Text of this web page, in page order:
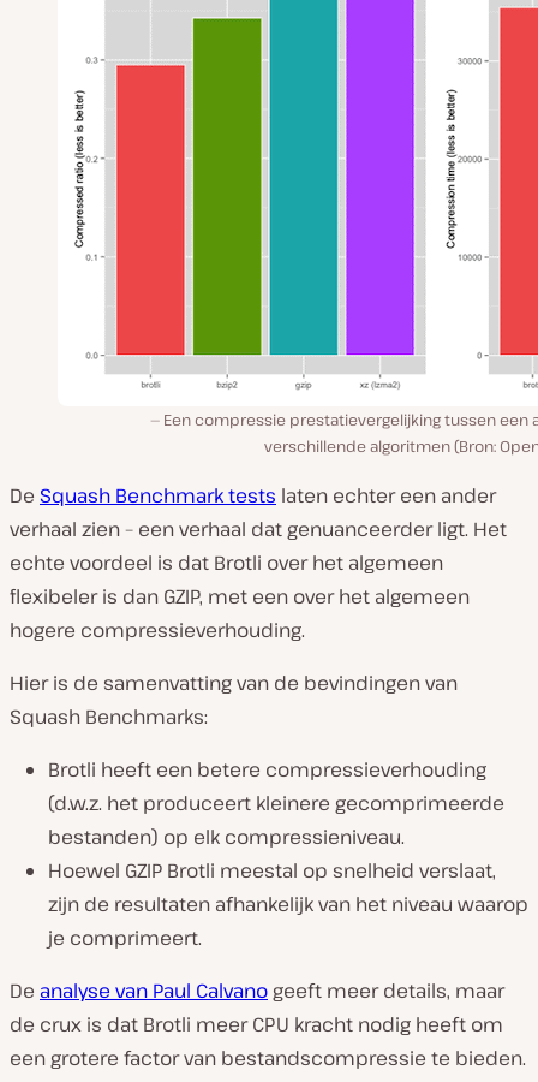
Een compressie prestatievergelijking tussen een
verschillende algoritmen (Bron:
De Squash Benchmark tests laten echter een ander
verhaal zien – een verhaal dat genuanceerder ligt. Het
echte voordeel is dat Brotli over het algemeen
flexibeler is dan GZIP, met een over het algemeen
hogere compressieverhouding.
Hier is de samenvatting van de bevindingen van
Squash Benchmarks:
Brotli heeft een betere compressieverhouding
(d.w.z. het produceert kleinere gecomprimeerde
bestanden) op elk compressieniveau.
Hoewel GZIP Brotli meestal op snelheid verslaat,
zijn de resultaten afhankelijk van het niveau waarop
je comprimeert.
De analyse van Paul Calvano geeft meer details, maar
de crux is dat Brotli meer CPU kracht nodig heeft om
een ​​grotere factor van bestandscompressie te bieden.